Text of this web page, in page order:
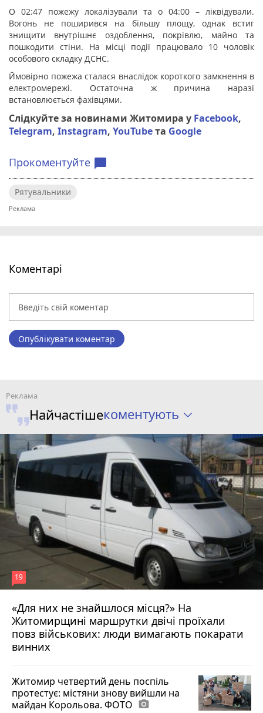
О 02:47 пожежу локалізували та о 04:00 – ліквідували.
Вогонь не поширився на більшу площу, однак встиг
знищити внутрішнє оздоблення, покрівлю, майно та
пошкодити стіни. На місці події працювало 10 чоловік
особового складку ДСНС.
Ймовірно пожежа сталася внаслідок короткого замкнення в
електромережі. Остаточна ж причина наразі
встановлюється фахівцями.
Слідкуйте за новинами Житомира у Facebook,
Telegram, Instagram, YouTubeта Google
Прокоментуйте chat_bubble
Рятувальники
Коментарі
Опублікувати коментар
Найчастішекоментують
«Для них не знайшлося місця?» На
Житомирщині маршрутки двічі проїхали
повз військових: люди вимагають покарати
винних
19
17 липня 2026 р.
Житомир четвертий день поспіль
протестує: містяни знову вийшли на
майдан Корольова. ФОТО photo_camera